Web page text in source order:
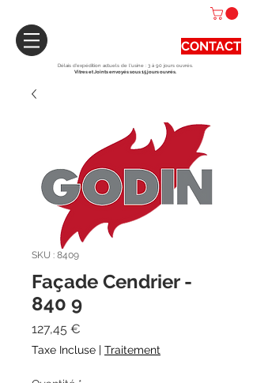
CONTACT
Délais d'expédition actuels de l'usine : 3 à 90 jours ouvrés.
Vitres et Joints envoyés sous 15 jours ouvrés.
SKU : 8409
Façade Cendrier -
840 9
127,45 €
Taxe Incluse | Traitement